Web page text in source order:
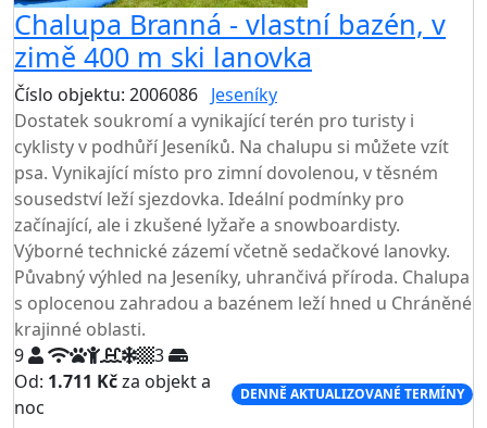
Chalupa Branná - vlastní bazén, v
zimě 400 m ski lanovka
Číslo objektu: 2006086 Jeseníky
Dostatek soukromí a vynikající terén pro turisty i
cyklisty v podhůří Jeseníků. Na chalupu si můžete vzít
psa. Vynikající místo pro zimní dovolenou, v těsném
sousedství leží sjezdovka. Ideální podmínky pro
začínající, ale i zkušené lyžaře a snowboardisty.
Výborné technické zázemí včetně sedačkové lanovky.
Půvabný výhled na Jeseníky, uhrančivá příroda. Chalupa
s oplocenou zahradou a bazénem leží hned u Chráněné
krajinné oblasti.
9
3
Od: 1.711 Kčza objekt a
noc
DENNĚ AKTUALIZOVANÉ TERMÍNY